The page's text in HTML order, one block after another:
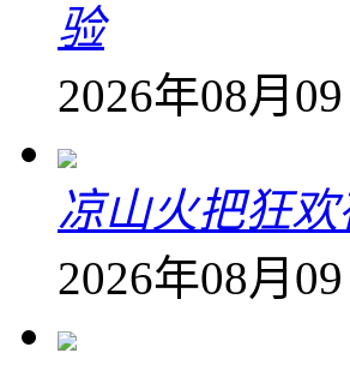
验
2026年08月
凉山火把狂
2026年08月